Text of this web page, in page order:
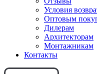
Условия
Оптовым
Дилерам
Архитекторам
Монтажникам
Контакты